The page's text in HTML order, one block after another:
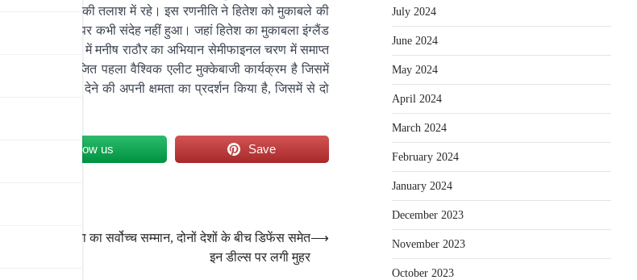
पलटवार की तलाश में रहे। इस रणनीति ने हितेश को मुकाबले की
अंतिम परिणाम पर कभी संदेह नहीं हुआ। जहां हितेश का मुकाबला इंग्लैंड
55 किग्रा वर्ग में मनीष राठौर का अभियान सेमीफाइनल चरण में समाप्त
द्वारा आयोजित पहला वैश्विक एलीट मुक्केबाजी कार्यक्रम है जिसमें
को चुनौती देने की अपनी क्षमता का प्रदर्शन किया है, जिसमें से दो
Follow us Save
में पहुंचे
को मिला श्रीलंका का सर्वोच्च सम्मान, दोनों देशों के बीच डिफेंस समेत
इन डील्स पर लगी मुहर
⟶
July 2024
June 2024
May 2024
April 2024
March 2024
February 2024
January 2024
December 2023
November 2023
October 2023